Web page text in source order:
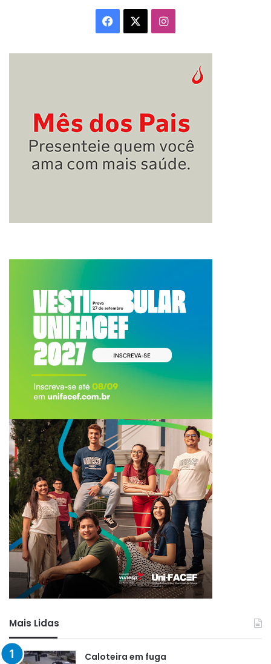
Facebook Instagram
Mais Lidas
Caloteira em fuga